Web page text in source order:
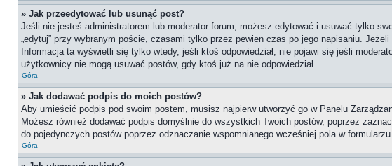
» Jak przeedytować lub usunąć post?
Jeśli nie jesteś administratorem lub moderator forum, możesz edytować i usuwać tylko
„edytuj” przy wybranym poście, czasami tylko przez pewien czas po jego napisaniu.
Informacja ta wyświetli się tylko wtedy, jeśli ktoś odpowiedział; nie pojawi się jeśli
użytkownicy nie mogą usuwać postów, gdy ktoś już na nie odpowiedział.
Góra
» Jak dodawać podpis do moich postów?
Aby umieścić podpis pod swoim postem, musisz najpierw utworzyć go w Panelu
Możesz również dodawać podpis domyślnie do wszystkich Twoich postów, poprzez
do pojedynczych postów poprzez odznaczanie wspomnianego wcześniej pola w
Góra